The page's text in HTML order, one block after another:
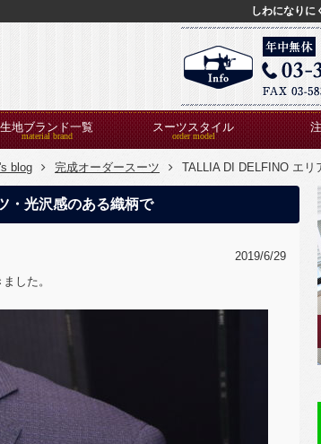
しわになりに
生地ブランド一覧 スーツスタイル
blog 完成オーダースーツ TALLIA DI DELFINO エ
・光沢感のある織柄で
2019/6/29
した。